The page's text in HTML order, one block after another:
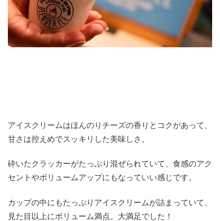
アイスクリームはほんのりチーズの香りとコクがあって、
甘さは控えめでスッキリした美味しさ。
砕いたクラッカーがたっぷり混ぜられていて、食感のアク
セントやボリュームアップにもなっていい感じです。
カップの中にもたっぷりアイスクリームが詰まっていて、
見た目以上にボリューム満点。大満足でした！